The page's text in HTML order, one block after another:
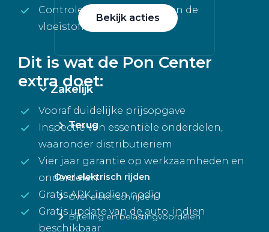
Bekijk acties
Zakelijk
Terug
Over elektrisch rijden
Over elektrisch rijden
Bijtelling en belastingvoordelen
Controleren en bijvullen van de
vloeistoffen
Dit is wat de Pon Center
extra doet:
Vooraf duidelijke prijsopgave
Inspectie van essentiële onderdelen,
waaronder distributieriem
Vier jaar garantie op werkzaamheden en
onderdelen
Gratis APK, indien nodig
Gratis update van de auto, indien
beschikbaar